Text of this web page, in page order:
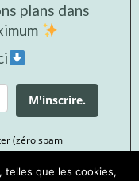
plans dans
M'inscrire.
(zéro spam
que les cookies,